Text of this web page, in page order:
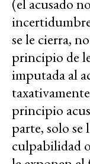
(el acusado
se le cierra,
principio de
imputada al
principio
parte, solo se
culpabilidad